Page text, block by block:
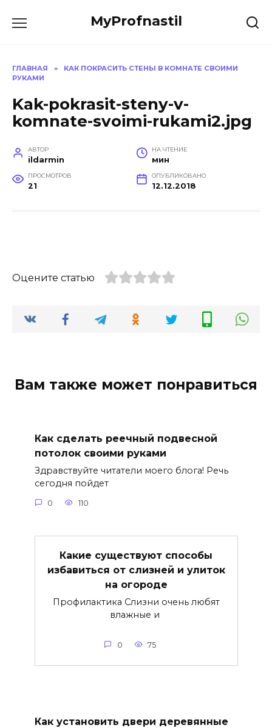
MyProfnastil
ГЛАВНАЯ »
КАК ПОКРАСИТЬ СТЕНЫ В КОМНАТЕ СВОИМИ
РУКАМИ
Kak-pokrasit-steny-v-
komnate-svoimi-rukami2.jpg
АВТОР
ildarmin
НА ЧТЕНИЕ
мин
ПРОСМОТРОВ
21
ОПУБЛИКОВАНО
12.12.2018
Оцените статью
Вам также может понравиться
Как сделать реечный подвесной
потолок своими руками
Здравствуйте читатели моего блога! Речь
сегодня пойдет
0 110
Какие существуют способы
избавиться от слизней и улиток
на огороде
Профилактика Слизни очень любят
влажные и
0 75
Как установить двери деревянные